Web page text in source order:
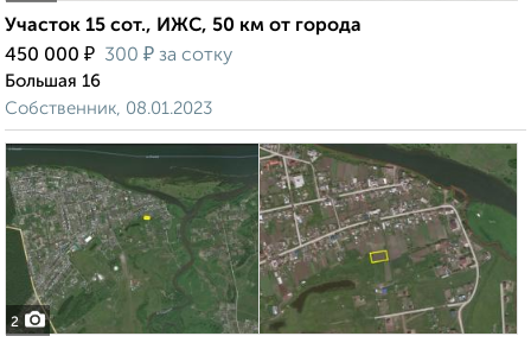
Участок 15 сот., ИЖС, 50 км от города
450 000 ₽ 300 ₽ за сотку
Большая 16
Собственник, 08.01.2023
2